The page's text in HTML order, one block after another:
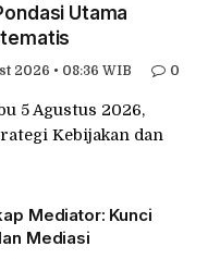
Utama
2026 • 08:36 WIB 0
5 Agustus 2026,
Kebijakan dan
Mediator: Kunci
Mediasi